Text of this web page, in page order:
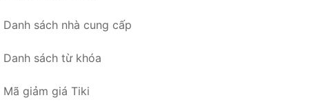
Danh sách nhà cung cấp
Danh sách từ khóa
Mã giảm giá Tiki